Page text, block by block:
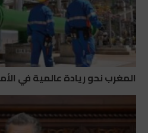
المغرب نحو ريادة عالمية في